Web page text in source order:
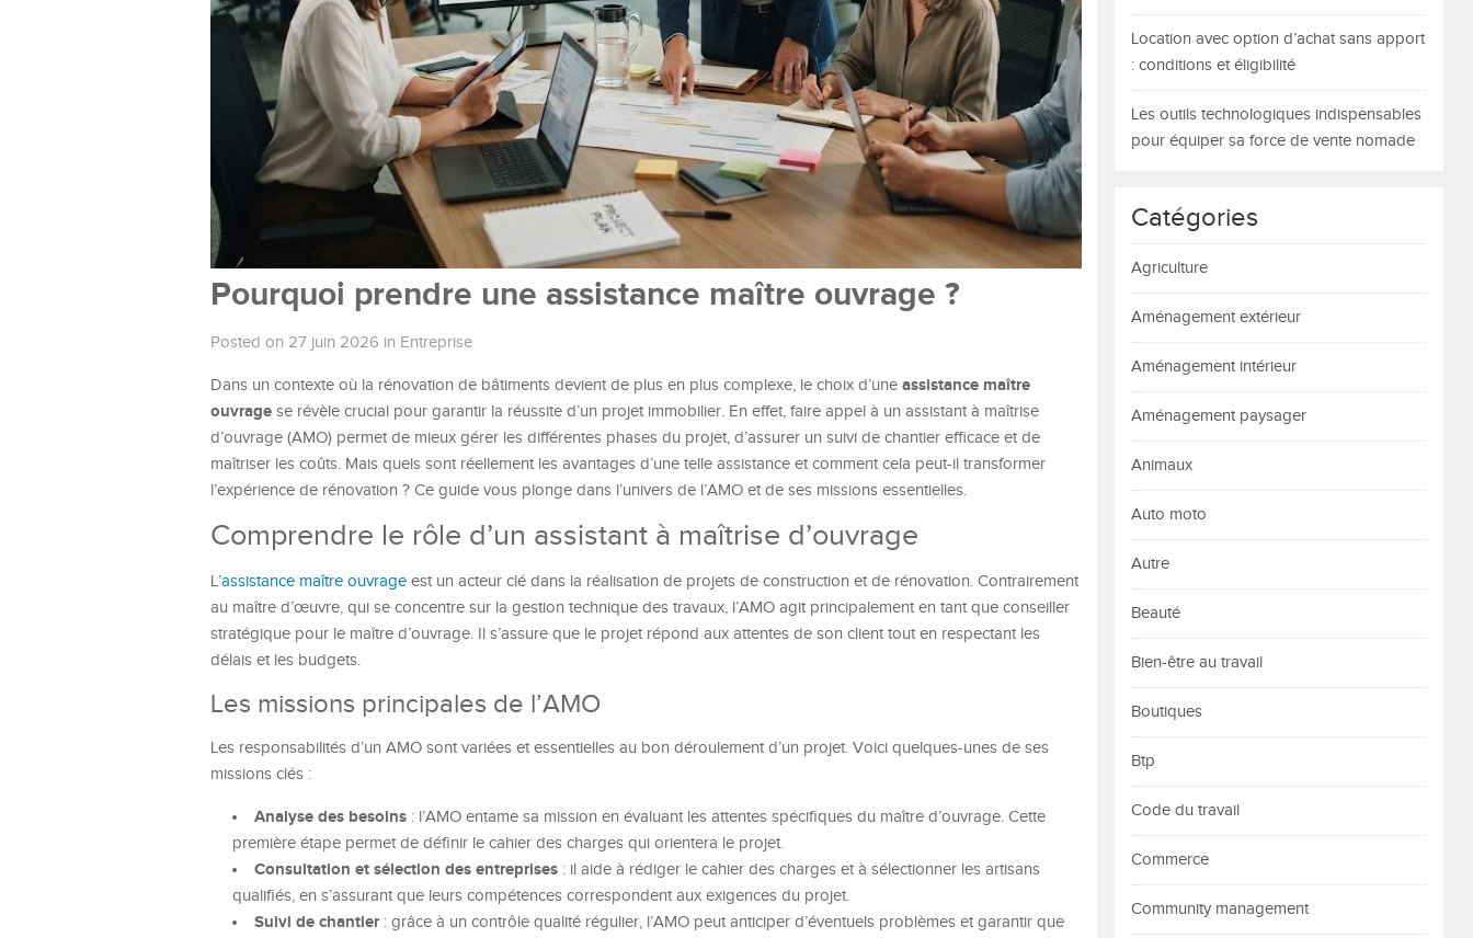
Pourquoi prendre une assistance maître ouvrage ?
Posted on 27 juin 2026 in Entreprise
Dans un contexte où la rénovation de bâtiments devient de plus en plus complexe, le choix d’une assistance maître
ouvrage se révèle crucial pour garantir la réussite d’un projet immobilier. En effet, faire appel à un assistant à maîtrise
d’ouvrage (AMO) permet de mieux gérer les différentes phases du projet, d’assurer un suivi de chantier efficace et de
maîtriser les coûts. Mais quels sont réellement les avantages d’une telle assistance et comment cela peut-il transformer
l’expérience de rénovation ? Ce guide vous plonge dans l’univers de l’AMO et de ses missions essentielles.
Comprendre le rôle d’un assistant à maîtrise d’ouvrage
L’assistance maître ouvrage est un acteur clé dans la réalisation de projets de construction et de rénovation. Contrairement
au maître d’œuvre, qui se concentre sur la gestion technique des travaux, l’AMO agit principalement en tant que conseiller
stratégique pour le maître d’ouvrage. Il s’assure que le projet répond aux attentes de son client tout en respectant les
délais et les budgets.
Les missions principales de l’AMO
Les responsabilités d’un AMO sont variées et essentielles au bon déroulement d’un projet. Voici quelques-unes de ses
missions clés :
Analyse des besoins : l’AMO entame sa mission en évaluant les attentes spécifiques du maître d’ouvrage. Cette
première étape permet de définir le cahier des charges qui orientera le projet.
Consultation et sélection des entreprises : il aide à rédiger le cahier des charges et à sélectionner les artisans
qualifiés, en s’assurant que leurs compétences correspondent aux exigences du projet.
Suivi de chantier: grâce à un contrôle qualité régulier, l’AMO peut anticiper d’éventuels problèmes et garantir que
Location avec option d’achat sans apport
: conditions et éligibilité
Les outils technologiques indispensables
pour équiper sa force de vente nomade
Catégories
Agriculture
Aménagement extérieur
Aménagement intérieur
Aménagement paysager
Animaux
Auto moto
Autre
Beauté
Bien-être au travail
Boutiques
Btp
Code du travail
Commerce
Community management